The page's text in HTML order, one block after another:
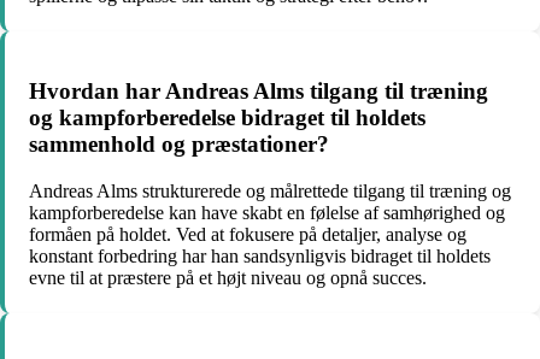
Hvordan har Andreas Alms tilgang til træning
og kampforberedelse bidraget til holdets
sammenhold og præstationer?
Andreas Alms strukturerede og målrettede tilgang til træning og
kampforberedelse kan have skabt en følelse af samhørighed og
formåen på holdet. Ved at fokusere på detaljer, analyse og
konstant forbedring har han sandsynligvis bidraget til holdets
evne til at præstere på et højt niveau og opnå succes.